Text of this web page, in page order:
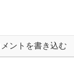
メントを書き込む